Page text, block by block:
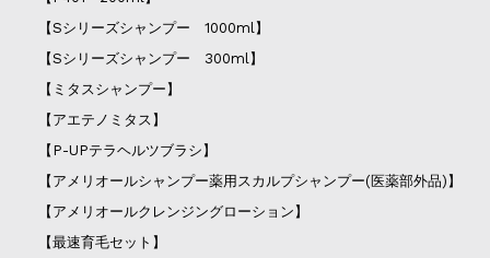
【Sシリーズシャンプー 1000ml】
【Sシリーズシャンプー 300ml】
【ミタスシャンプー】
【アエテノミタス】
【P-UPテラヘルツブラシ】
【アメリオールシャンプー薬用スカルプシャンプー(医薬部外品)】
【アメリオールクレンジングローション】
【最速育毛セット】